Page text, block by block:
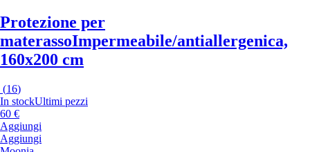
Protezione per
materassoImpermeabile/antiallergenica,
160x200 cm
(16)
In stockUltimi pezzi
60 €
Aggiungi
Aggiungi